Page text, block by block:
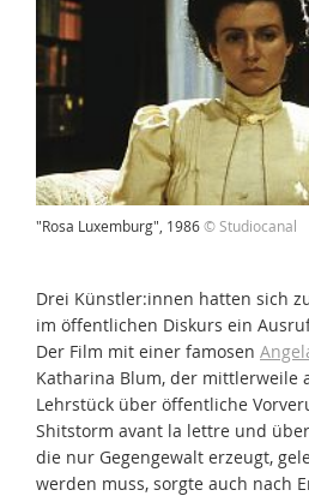
"Rosa Luxemburg", 1986© Studiocanal
Drei Künstler:innen hatten sich
im öffentlichen Diskurs ein
Der Film mit einer famosen
Katharina Blum, der mittlerweile
Lehrstück über öffentliche
Shitstorm avant la lettre und
die nur Gegengewalt erzeugt,
werden muss, sorgte auch nach